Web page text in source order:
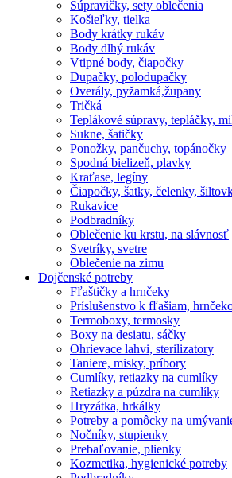
Súpravičky, sety oblečenia
Košieľky, tielka
Body krátky rukáv
Body dlhý rukáv
Vtipné body, čiapočky
Dupačky, polodupačky
Overály, pyžamká,župany
Tričká
Teplákové súpravy, tepláčky,
Sukne, šatičky
Ponožky, pančuchy, topánočky
Spodná bielizeň, plavky
Kraťase, legíny
Čiapočky, šatky, čelenky,
Rukavice
Podbradníky
Oblečenie ku krstu, na slávnosť
Svetríky, svetre
Oblečenie na zimu
Dojčenské potreby
Fľaštičky a hrnčeky
Príslušenstvo k fľašiam,
Termoboxy, termosky
Boxy na desiatu, sáčky
Ohrievace lahvi, sterilizatory
Taniere, misky, príbory
Cumlíky, retiazky na cumlíky
Retiazky a púzdra na cumlíky
Hryzátka, hrkálky
Potreby a pomôcky na
Nočníky, stupienky
Prebaľovanie, plienky
Kozmetika, hygienické potreby